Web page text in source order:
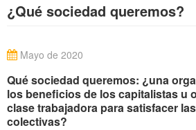
SUCHE
¿Qué sociedad queremos?
Mayo de 2020
Qué sociedad queremos: ¿una
los beneficios de los capitalistas u
clase trabajadora para satisfacer
colectivas?